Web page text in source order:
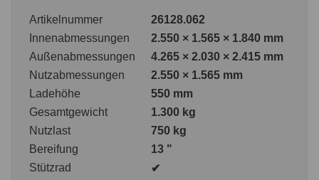
Artikelnummer
26128.062
Innenabmessungen
2.550 × 1.565 × 1.840 mm
Außenabmessungen
4.265 × 2.030 × 2.415 mm
Nutzabmessungen
2.550 × 1.565 mm
Ladehöhe
550 mm
Gesamtgewicht
1.300 kg
Nutzlast
750 kg
Bereifung
13 "
Stützrad
✔